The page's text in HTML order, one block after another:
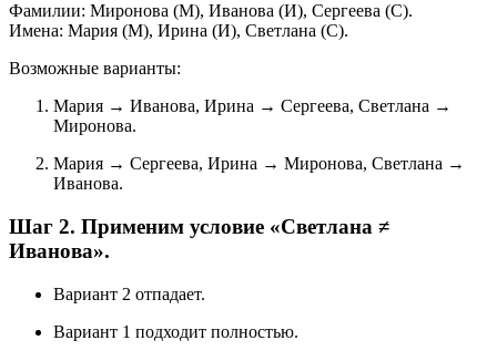
Фамилии: Миронова (М), Иванова (И), Сергеева (С).
Имена: Мария (М), Ирина (И), Светлана (С).
Возможные варианты:
Мария → Иванова, Ирина → Сергеева, Светлана →
Миронова.
Мария → Сергеева, Ирина → Миронова, Светлана →
Иванова.
Шаг 2. Применим условие «Светлана ≠
Иванова».
Вариант 2 отпадает.
Вариант 1 подходит полностью.